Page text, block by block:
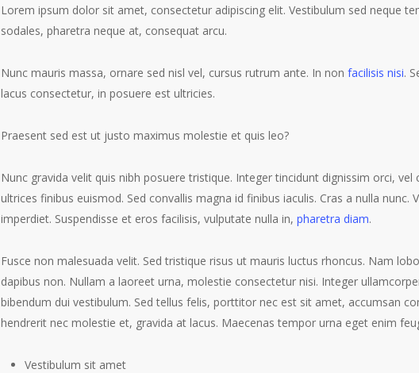
Lorem ipsum dolor sit amet, consectetur adipiscing elit. Vestibulum sed neque
sodales, pharetra neque at, consequat arcu.
Nunc mauris massa, ornare sed nisl vel, cursus rutrum ante. In non facilisis nisi.
lacus consectetur, in posuere est ultricies.
Praesent sed est ut justo maximus molestie et quis leo?
Nunc gravida velit quis nibh posuere tristique. Integer tincidunt dignissim orci,
ultrices finibus euismod. Sed convallis magna id finibus iaculis. Cras a nulla nunc.
imperdiet. Suspendisse et eros facilisis, vulputate nulla in, pharetra diam.
Fusce non malesuada velit. Sed tristique risus ut mauris luctus rhoncus. Nam
dapibus non. Nullam a laoreet urna, molestie consectetur nisi. Integer
bibendum dui vestibulum. Sed tellus felis, porttitor nec est sit amet, accumsan
hendrerit nec molestie et, gravida at lacus. Maecenas tempor urna eget enim
Vestibulum sit amet